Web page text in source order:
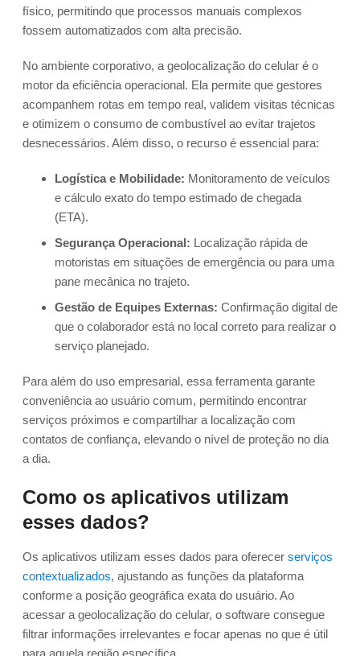
físico, permitindo que processos manuais complexos
fossem automatizados com alta precisão.
No ambiente corporativo, a geolocalização do celular é o
motor da eficiência operacional. Ela permite que gestores
acompanhem rotas em tempo real, validem visitas técnicas
e otimizem o consumo de combustível ao evitar trajetos
desnecessários. Além disso, o recurso é essencial para:
Logística e Mobilidade: Monitoramento de veículos
e cálculo exato do tempo estimado de chegada
(ETA).
Segurança Operacional: Localização rápida de
motoristas em situações de emergência ou para uma
pane mecânica no trajeto.
Gestão de Equipes Externas: Confirmação digital de
que o colaborador está no local correto para realizar o
serviço planejado.
Para além do uso empresarial, essa ferramenta garante
conveniência ao usuário comum, permitindo encontrar
serviços próximos e compartilhar a localização com
contatos de confiança, elevando o nível de proteção no dia
a dia.
Como os aplicativos utilizam
esses dados?
Os aplicativos utilizam esses dados para oferecer serviços
contextualizados, ajustando as funções da plataforma
conforme a posição geográfica exata do usuário. Ao
acessar a geolocalização do celular, o software consegue
filtrar informações irrelevantes e focar apenas no que é útil
para aquela região específica.